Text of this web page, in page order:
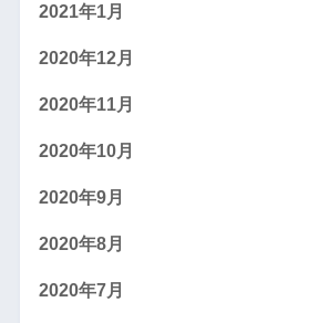
2021年1月
2020年12月
2020年11月
2020年10月
2020年9月
2020年8月
2020年7月